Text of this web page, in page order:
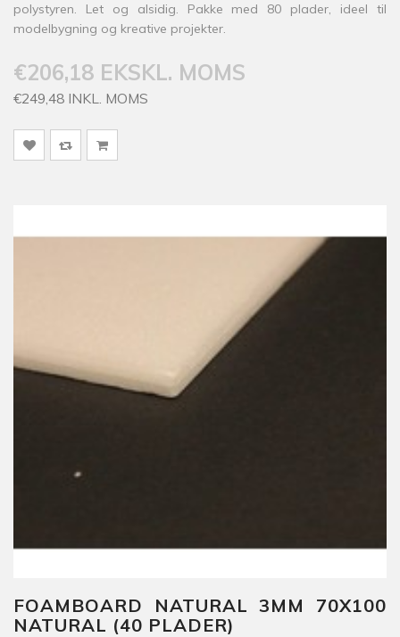
polystyren. Let og alsidig. Pakke med 80 plader, ideel til
modelbygning og kreative projekter.
€206,18 EKSKL. MOMS
€249,48 INKL. MOMS
FOAMBOARD NATURAL 3MM 70X100
NATURAL (40 PLADER)